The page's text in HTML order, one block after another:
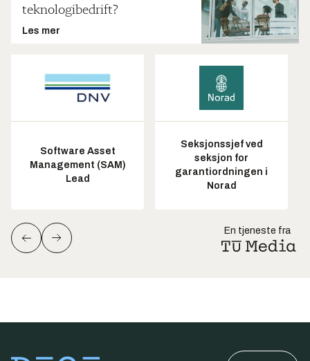
som andre leverandører nekter å assosieres med?
teknologibedrift?
Les mer
Software Asset
Management (SAM)
Lead
Seksjonssjef ved
seksjon for
garantiordningen i
Norad
En tjeneste fra